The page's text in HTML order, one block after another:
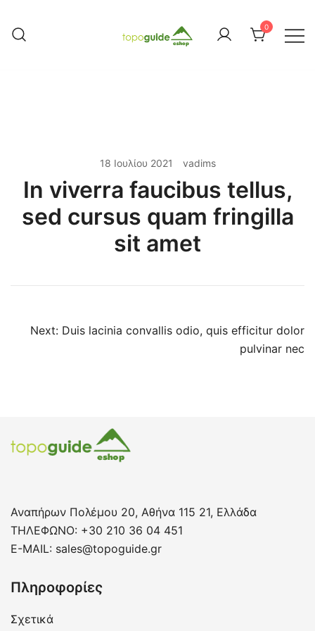
content
0
18 Ιουλίου 2021 vadims
In viverra faucibus tellus,
sed cursus quam fringilla
sit amet
Πλοήγηση
Next: Duis lacinia convallis odio, quis efficitur dolor
pulvinar nec
Αναπήρων Πολέμου 20, Αθήνα 115 21, Ελλάδα
ΤΗΛΕΦΩΝΟ: +30 210 36 04 451
E-MAIL: sales@topoguide.gr
Πληροφορίες
Σχετικά